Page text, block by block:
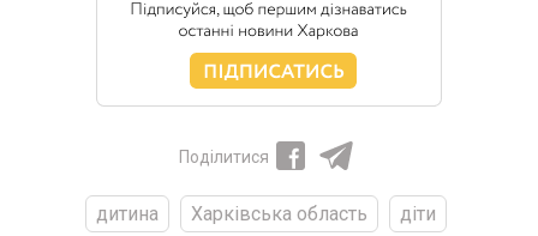
Поділитися
дитина Харківська область
діти